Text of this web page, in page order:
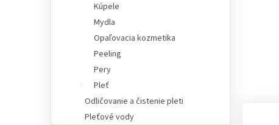
Kúpele
Mydla
Opaľovacia kozmetika
Peeling
Pery
Pleť
Odličovanie a čistenie pleti
Pleťové vody